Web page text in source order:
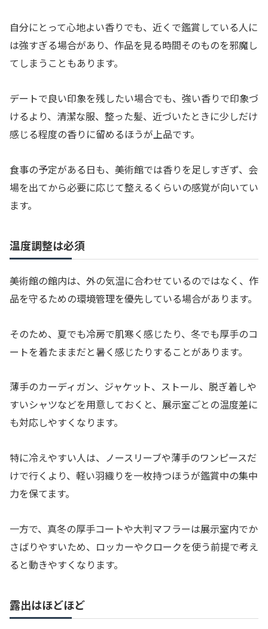
自分にとって心地よい香りでも、近くで鑑賞している人に
は強すぎる場合があり、作品を見る時間そのものを邪魔し
てしまうこともあります。
デートで良い印象を残したい場合でも、強い香りで印象づ
けるより、清潔な服、整った髪、近づいたときに少しだけ
感じる程度の香りに留めるほうが上品です。
食事の予定がある日も、美術館では香りを足しすぎず、会
場を出てから必要に応じて整えるくらいの感覚が向いてい
ます。
温度調整は必須
美術館の館内は、外の気温に合わせているのではなく、作
品を守るための環境管理を優先している場合があります。
そのため、夏でも冷房で肌寒く感じたり、冬でも厚手のコ
ートを着たままだと暑く感じたりすることがあります。
薄手のカーディガン、ジャケット、ストール、脱ぎ着しや
すいシャツなどを用意しておくと、展示室ごとの温度差に
も対応しやすくなります。
特に冷えやすい人は、ノースリーブや薄手のワンピースだ
けで行くより、軽い羽織りを一枚持つほうが鑑賞中の集中
力を保てます。
一方で、真冬の厚手コートや大判マフラーは展示室内でか
さばりやすいため、ロッカーやクロークを使う前提で考え
ると動きやすくなります。
露出はほどほど